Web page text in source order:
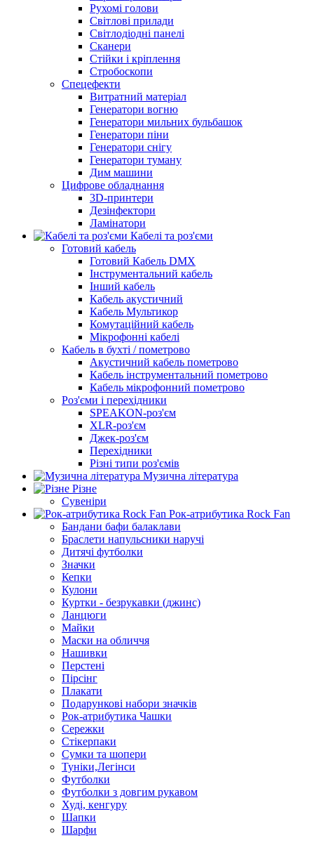
Рухомі голови
Світлові прилади
Світлодіодні панелі
Сканери
Стійки і кріплення
Стробоскопи
Спецефекти
Витратний матеріал
Генератори вогню
Генератори мильних бульбашок
Генератори піни
Генератори снігу
Генератори туману
Дим машини
Цифрове обладнання
3D-принтери
Дезінфектори
Ламінатори
Кабелі та роз'єми
Готовий кабель
Готовий Кабель DMX
Інструментальний кабель
Інший кабель
Кабель акустичний
Кабель Мультикор
Комутаційний кабель
Мікрофонні кабелі
Кабель в бухті / пометрово
Акустичний кабель пометрово
Кабель інструментальний пометрово
Кабель мікрофонний пометрово
Роз'єми і перехідники
SPEAKON-роз'єм
XLR-роз'єм
Джек-роз'єм
Перехідники
Різні типи роз'ємів
Музична література
Різне
Сувеніри
Рок-атрибутика Rock Fan
Бандани бафи балаклави
Браслети напульсники наручі
Дитячі футболки
Значки
Кепки
Кулони
Куртки - безрукавки (джинс)
Ланцюги
Майки
Маски на обличчя
Нашивки
Перстені
Пірсінг
Плакати
Подарункові набори значків
Рок-атрибутика Чашки
Сережки
Стікерпаки
Сумки та шопери
Туніки,Легінси
Футболки
Футболки з довгим рукавом
Худі, кенгуру
Шапки
Шарфи